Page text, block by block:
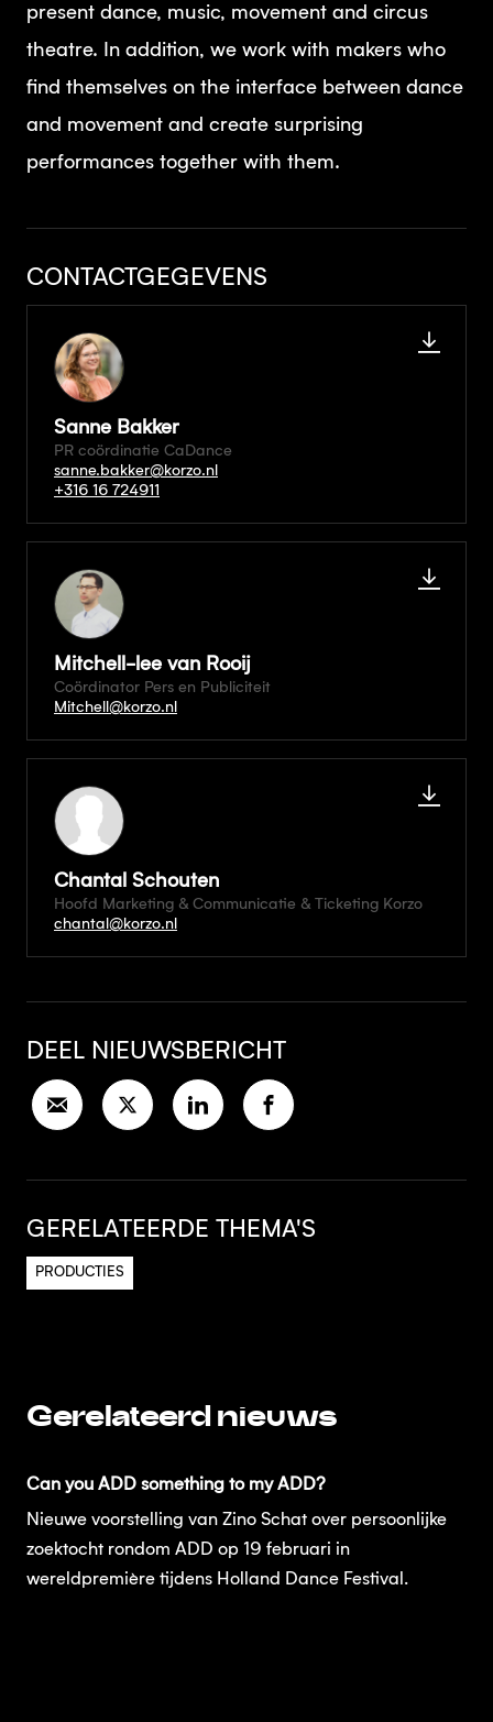
present dance, music, movement and circus
theatre. In addition, we work with makers who
find themselves on the interface between dance
and movement and create surprising
performances together with them.
CONTACTGEGEVENS
Sanne Bakker
PR coördinatie CaDance
sanne.bakker@korzo.nl
+316 16 724911
Mitchell-lee van Rooij
Coördinator Pers en Publiciteit
Mitchell@korzo.nl
Chantal Schouten
Hoofd Marketing & Communicatie & Ticketing Korzo
chantal@korzo.nl
DEEL NIEUWSBERICHT
GERELATEERDE THEMA'S
PRODUCTIES
Gerelateerd nieuws
Can you ADD something to my ADD?
Nieuwe voorstelling van Zino Schat over persoonlijke
zoektocht rondom ADD op 19 februari in
wereldpremière tijdens Holland Dance Festival.